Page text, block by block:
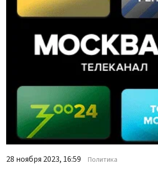
28 ноября 2023, 16:59 Политика